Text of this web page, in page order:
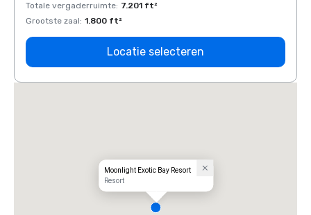
Totale vergaderruimte: 7.201 ft²
Grootste zaal: 1.800 ft²
Locatie selecteren
Moonlight Exotic Bay Resort
Resort